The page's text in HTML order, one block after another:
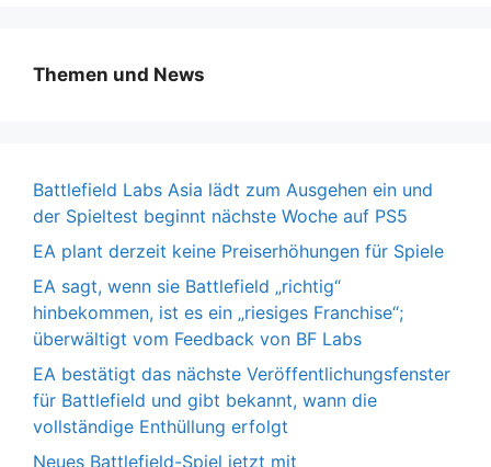
Themen und News
Battlefield Labs Asia lädt zum Ausgehen ein und
der Spieltest beginnt nächste Woche auf PS5
EA plant derzeit keine Preiserhöhungen für Spiele
EA sagt, wenn sie Battlefield „richtig“
hinbekommen, ist es ein „riesiges Franchise“;
überwältigt vom Feedback von BF Labs
EA bestätigt das nächste Veröffentlichungsfenster
für Battlefield und gibt bekannt, wann die
vollständige Enthüllung erfolgt
Neues Battlefield-Spiel jetzt mit